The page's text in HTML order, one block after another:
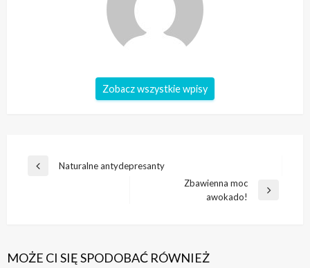
Zobacz wszystkie wpisy
Nawigacja
Poprzedni
Naturalne antydepresanty
Zbawienna moc
awokado!
MOŻE CI SIĘ SPODOBAĆ RÓWNIEŻ